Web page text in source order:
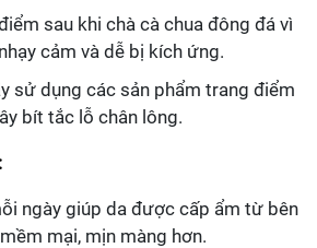
sau khi chà cà chua đông đá vì
cảm và dễ bị kích ứng.
sử dụng các sản phẩm trang điểm
bít tắc lỗ chân lông.
ngày giúp da được cấp ẩm từ bên
mại, mịn màng hơn.